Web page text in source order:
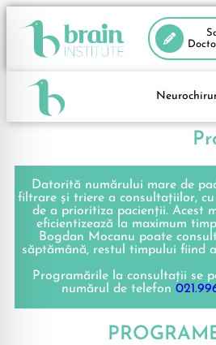
Datorită numărului mare de
filtrare și triere a consultațiilor,
de a prioritiza pacienții. Acest
eficientizează la maximum
Bogdan Mocanu poate
săptămână, restul timpului fiind
Programările la consultații se
numărul de telefon